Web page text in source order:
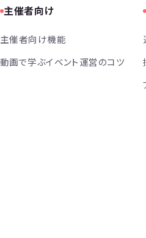
主催者向け
主催者向け機能
動画で学ぶイベント運営のコツ